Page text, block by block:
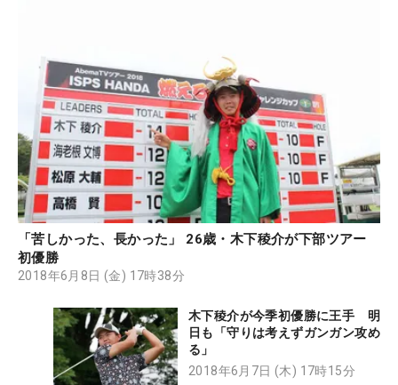
「苦しかった、長かった」 26歳・木下稜介が下部ツアー
初優勝
2018年6月8日 (金) 17時38分
木下稜介が今季初優勝に王手 明
日も「守りは考えずガンガン攻め
る」
2018年6月7日 (木) 17時15分